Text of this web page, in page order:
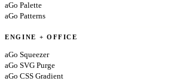
aGo Palette
aGo Patterns
ENGINE + OFFICE
aGo Squeezer
aGo SVG Purge
aGo CSS Gradient